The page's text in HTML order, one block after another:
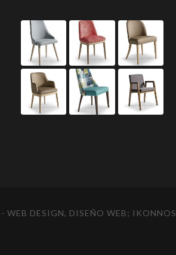
- WEB DESIGN, DISEÑO WEB; IKONNOS